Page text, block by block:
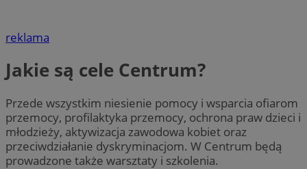
reklama
Jakie są cele Centrum?
Przede wszystkim niesienie pomocy i wsparcia ofiarom
przemocy, profilaktyka przemocy, ochrona praw dzieci i
młodzieży, aktywizacja zawodowa kobiet oraz
przeciwdziałanie dyskryminacjom. W Centrum będą
prowadzone także warsztaty i szkolenia.